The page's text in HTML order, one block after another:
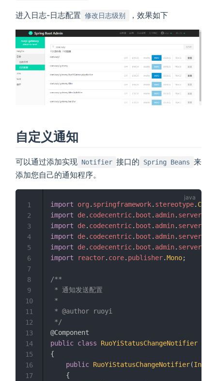
进入日志-日志配置 修改日志级别 ，效果如下
自定义通知
可以通过添加实现 Notifier 接口的 Spring Beans 来
添加您自己的通知程序。
import org. springframework. stereotype.
import
de. codecentric. boot . admin. server
import
de. codecentric. boot . admin. server
import
de. codecentric. boot . admin. server
import
de. codecentric. boot . admin. server
import
reactor. core. publisher.Mono;
/**
* 通知发送配置
*
* @author ruoyi
*/
@Component
public class RuoYiStatusChangeNotifier
{
public RuoYiStatusChangeNotifier(
{
1
2
3
4
5
6
7
8
9
10
11
12
13
14
15
16
17